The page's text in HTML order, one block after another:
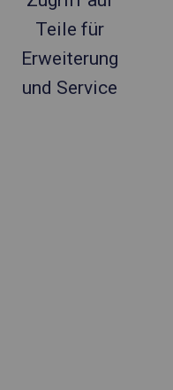
Teile für
Erweiterung
und Service